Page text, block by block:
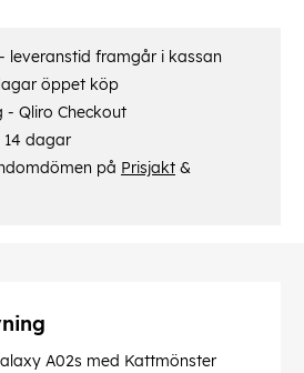
leveranstid framgår i kassan
öppet köp
- Qliro Checkout
dagar
på Prisjakt &
A02s med Kattmönster